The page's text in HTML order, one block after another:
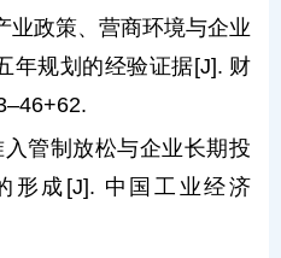
业政策、营商环境与企业
规划的经验证据[J]. 财
管制放松与企业长期投
成[J]. 中国工业经济